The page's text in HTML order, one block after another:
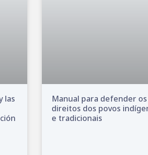
las
Manual para defender os
direitos dos povos
e tradicionais